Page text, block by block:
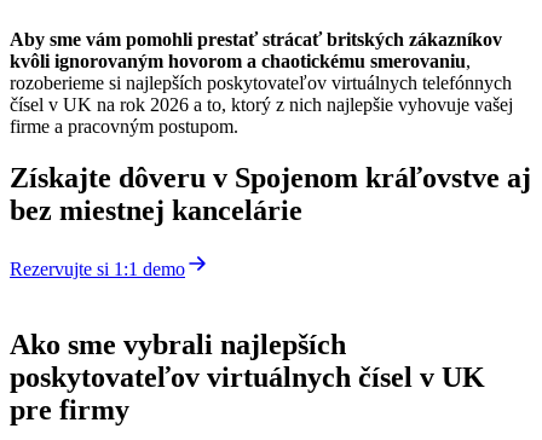
Aby sme vám pomohli prestať strácať britských zákazníkov
kvôli ignorovaným hovorom a chaotickému smerovaniu,
rozoberieme si najlepších poskytovateľov virtuálnych telefónnych
čísel v UK na rok 2026 a to, ktorý z nich najlepšie vyhovuje vašej
firme a pracovným postupom.
Získajte dôveru v Spojenom kráľovstve aj
bez miestnej kancelárie
Rezervujte si 1:1 demo
Ako sme vybrali najlepších
poskytovateľov virtuálnych čísel v UK
pre firmy